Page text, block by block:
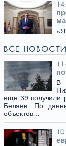
«Я
ВСЕ НОВОСТИ
В
еще 39 получили
Беляев. По
объектов…